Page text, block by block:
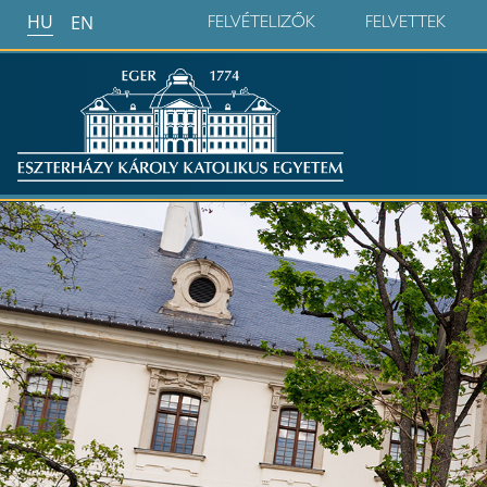
HU EN FELVÉTELIZŐK FELVETTEK